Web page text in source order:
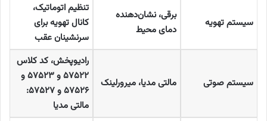
سیستم تهویه
برقی، نشان‌دهنده
دمای محیط
تنظیم اتوماتیک،
کانال تهویه برای
سرنشینان عقب
سیستم صوتی مالتی مدیا، میرورلینک
رادیوپخش، کد کلاس
۵۷۵۲۲و۵۷۵۲۳و
۵۷۵۲۶و۵۷۵۲۷:
مالتی مدیا